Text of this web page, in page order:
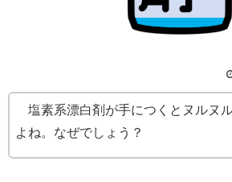
塩素系漂白剤が手につくとヌルヌ
よね。なぜでしょう？